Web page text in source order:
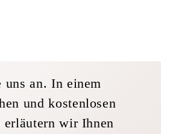
uns an. In einem
und kostenlosen
erläutern wir Ihnen